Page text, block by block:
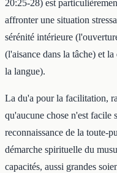
20:25-28) est
affronter une situation
sérénité intérieure
(l'aisance dans la tâche) et
la langue).
La du'a pour la facilitation,
qu'aucune chose n'est facile
reconnaissance de la toute-
démarche spirituelle du
capacités, aussi grandes